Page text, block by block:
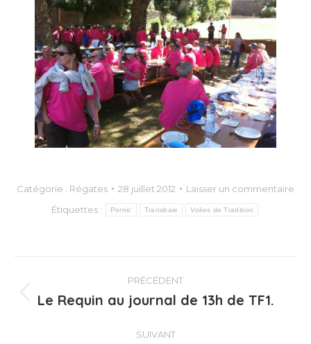
Catégorie : Régates 28 juillet 2012
Laisser un commentaire
Étiquettes :
Pornic Transbaie Voiles de Tradition
Navigation
article
PRÉCÉDENT
Article
:
Le Requin au journal de 13h de TF1.
SUIVANT